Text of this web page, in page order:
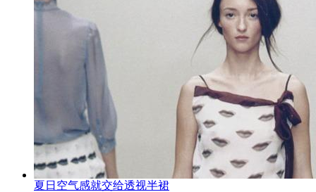
夏日空气感就交给透视半裙